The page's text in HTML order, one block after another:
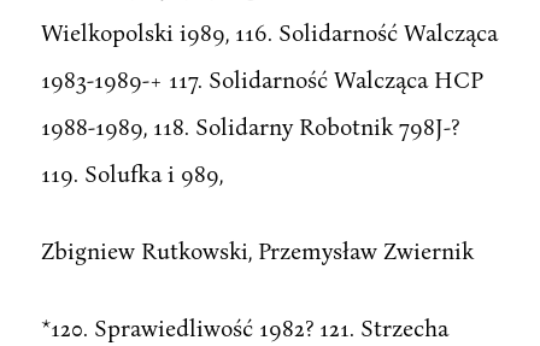
Wielkopolski i989, 116. Solidarność Walcząca
1983-1989-+ 117. Solidarność Walcząca HCP
1988-1989, 118. Solidarny Robotnik 798J-?
119. Solufka i 989,
Zbigniew Rutkowski, Przemysław Zwiernik
*120. Sprawiedliwość 1982? 121. Strzecha